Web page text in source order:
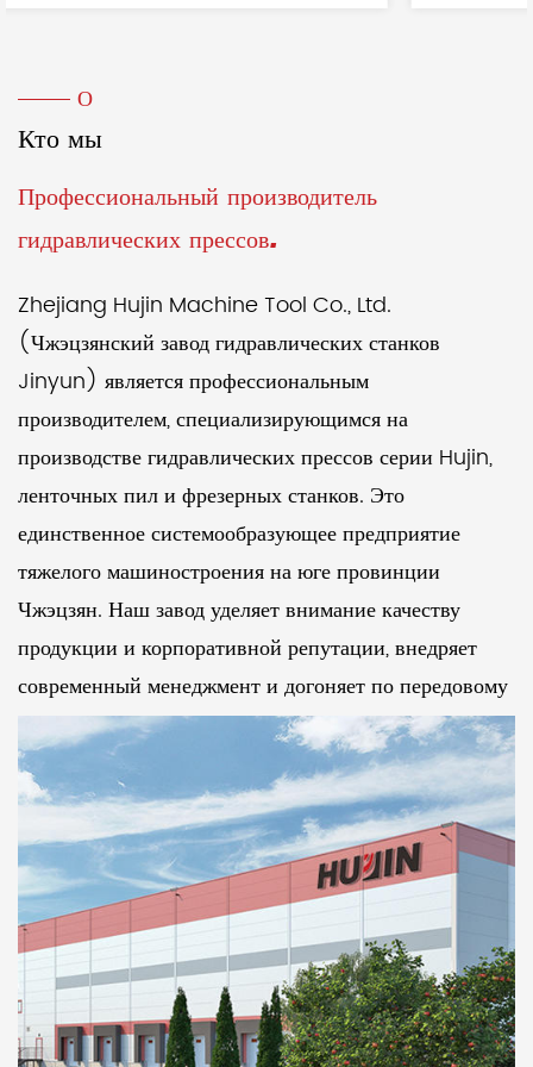
О
Кто мы
Профессиональный производитель
гидравлических прессов.
Zhejiang Hujin Machine Tool Co., Ltd.
(Чжэцзянский завод гидравлических станков
Jinyun) является профессиональным
производителем, специализирующимся на
производстве гидравлических прессов серии Hujin,
ленточных пил и фрезерных станков. Это
единственное системообразующее предприятие
тяжелого машиностроения на юге провинции
Чжэцзян. Наш завод уделяет внимание качеству
продукции и корпоративной репутации, внедряет
современный менеджмент и догоняет по передовому
уровню своих аналогов. На протяжении многих лет
она была оценена как подразделение с надежным
качеством продукции, соблюдающее контракты и
выполняющее обещания.
Четырехстоечный вертикальный гидравлический
станок общего назначения YJ-32-40-315T,
производимый нашей компанией, на протяжении
десятилетий пользуется популярностью в